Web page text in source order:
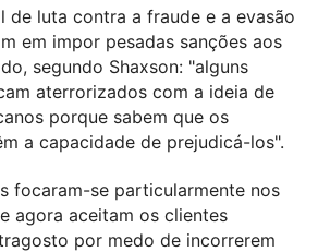
de luta contra a fraude e a evasão
em impor pesadas sanções aos
segundo Shaxson: "alguns
aterrorizados com a ideia de
porque sabem que os
a capacidade de prejudicá-los".
focaram-se particularmente nos
agora aceitam os clientes
por medo de incorrerem